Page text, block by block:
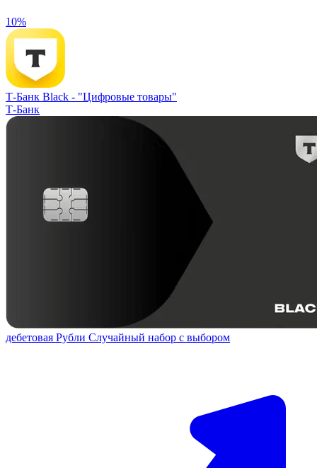
10%
Т-Банк Black - "Цифровые товары"
Т-Банк
дебетовая Рубли Случайный набор с выбором